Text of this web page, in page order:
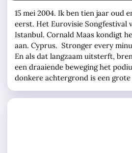
15 mei 2004. Ik ben tien jaar oud
eerst. Het Eurovisie Songfestival
Istanbul. Cornald Maas kondigt
aan. Cyprus. Stronger every
En als dat langzaam uitsterft,
een draaiende beweging het
donkere achtergrond is een